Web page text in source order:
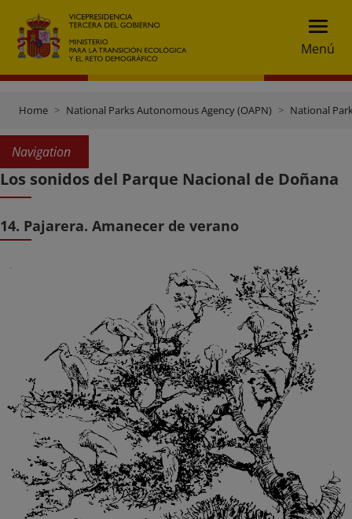
Menú
Home National Parks Autonomous Agency (OAPN) National
Navigation
Los sonidos del Parque Nacional de Doñana
14. Pajarera. Amanecer de verano